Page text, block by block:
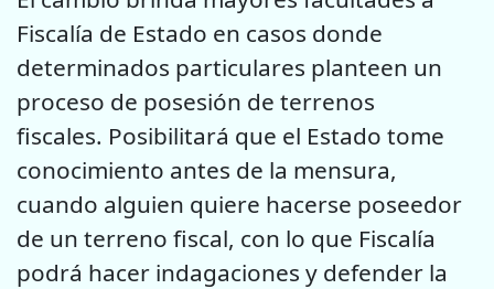
Fiscalía de Estado en casos donde
determinados particulares planteen un
proceso de posesión de terrenos
fiscales. Posibilitará que el Estado tome
conocimiento antes de la mensura,
cuando alguien quiere hacerse poseedor
de un terreno fiscal, con lo que Fiscalía
podrá hacer indagaciones y defender la